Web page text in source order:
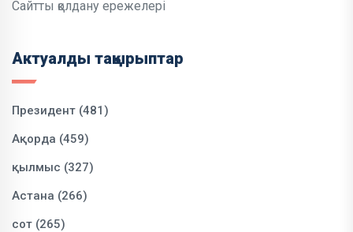
Сайтты қолдану ережелері
Актуалды тақырыптар
Президент (481)
Ақорда (459)
қылмыс (327)
Астана (266)
сот (265)